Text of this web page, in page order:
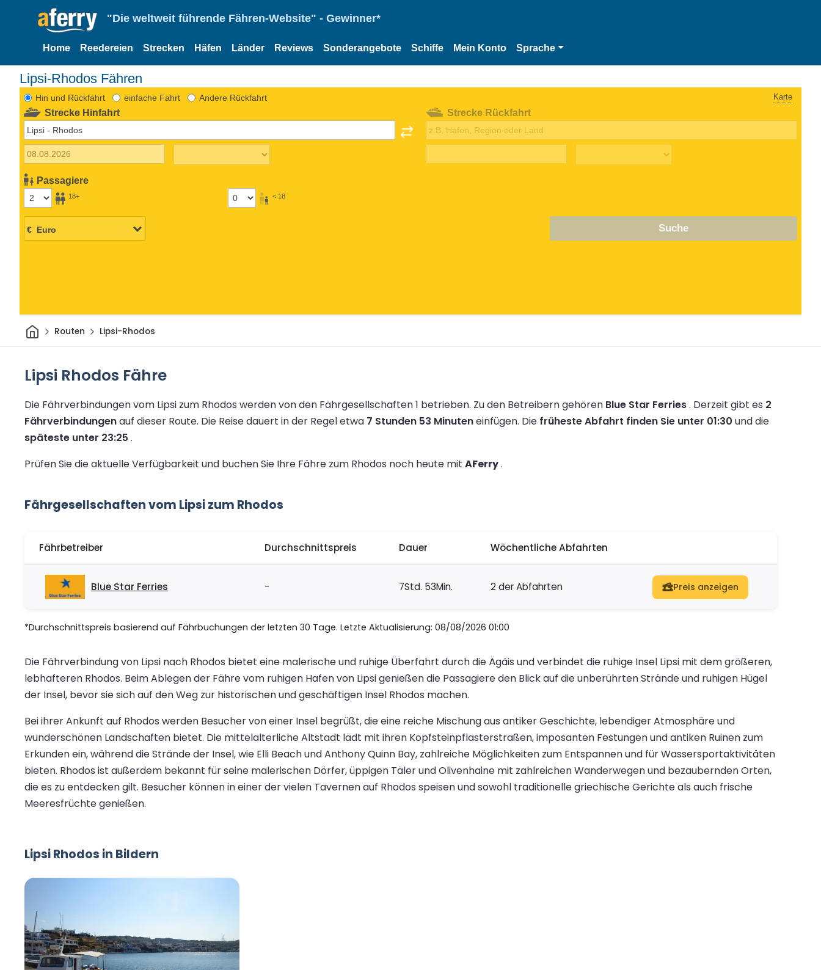
"Die weltweit führende Fähren-Website" - Gewinner*
Home Reedereien Strecken Häfen Länder Reviews Sonderangebote Schiffe Mein Konto Sprache
Lipsi-Rhodos Fähren
Hin und Rückfahrt einfache Fahrt Andere Rückfahrt Karte
Strecke Hinfahrt
Passagiere
18+ < 18
Strecke Rückfahrt
Suche
HeimRouten Lipsi-Rhodos
Lipsi Rhodos Fähre
Die Fährverbindungen vom Lipsi zum Rhodos werden von den Fährgesellschaften 1 betrieben. Zu den Betreibern gehören Blue Star Ferries. Derzeit gibt es 2
Fährverbindungenauf dieser Route. Die Reise dauert in der Regel etwa 7 Stunden 53 Minuteneinfügen. Die früheste Abfahrt finden Sie unter 01:30 und die
späteste unter 23:25 .
Prüfen Sie die aktuelle Verfügbarkeit und buchen Sie Ihre Fähre zum Rhodos noch heute mit AFerry.
Fährgesellschaften vom Lipsi zum Rhodos
Fährbetreiber Durchschnittspreis Dauer Wöchentliche Abfahrten
Blue Star Ferries - 7Std. 53Min. 2 der Abfahrten Preis anzeigen
*Durchschnittspreis basierend auf Fährbuchungen der letzten 30 Tage. Letzte Aktualisierung: 08/08/2026 01:00
Die Fährverbindung von Lipsi nach Rhodos bietet eine malerische und ruhige Überfahrt durch die Ägäis und verbindet die ruhige Insel Lipsi mit dem größeren,
lebhafteren Rhodos. Beim Ablegen der Fähre vom ruhigen Hafen von Lipsi genießen die Passagiere den Blick auf die unberührten Strände und ruhigen Hügel
der Insel, bevor sie sich auf den Weg zur historischen und geschäftigen Insel Rhodos machen.
Bei ihrer Ankunft auf Rhodos werden Besucher von einer Insel begrüßt, die eine reiche Mischung aus antiker Geschichte, lebendiger Atmosphäre und
wunderschönen Landschaften bietet. Die mittelalterliche Altstadt lädt mit ihren Kopfsteinpflasterstraßen, imposanten Festungen und antiken Ruinen zum
Erkunden ein, während die Strände der Insel, wie Elli Beach und Anthony Quinn Bay, zahlreiche Möglichkeiten zum Entspannen und für Wassersportaktivitäten
bieten. Rhodos ist außerdem bekannt für seine malerischen Dörfer, üppigen Täler und Olivenhaine mit zahlreichen Wanderwegen und bezaubernden Orten,
die es zu entdecken gilt. Besucher können in einer der vielen Tavernen auf Rhodos speisen und sowohl traditionelle griechische Gerichte als auch frische
Meeresfrüchte genießen.
Lipsi Rhodos in Bildern